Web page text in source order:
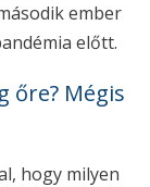
ember
előtt.
őre? Mégis
hogy milyen